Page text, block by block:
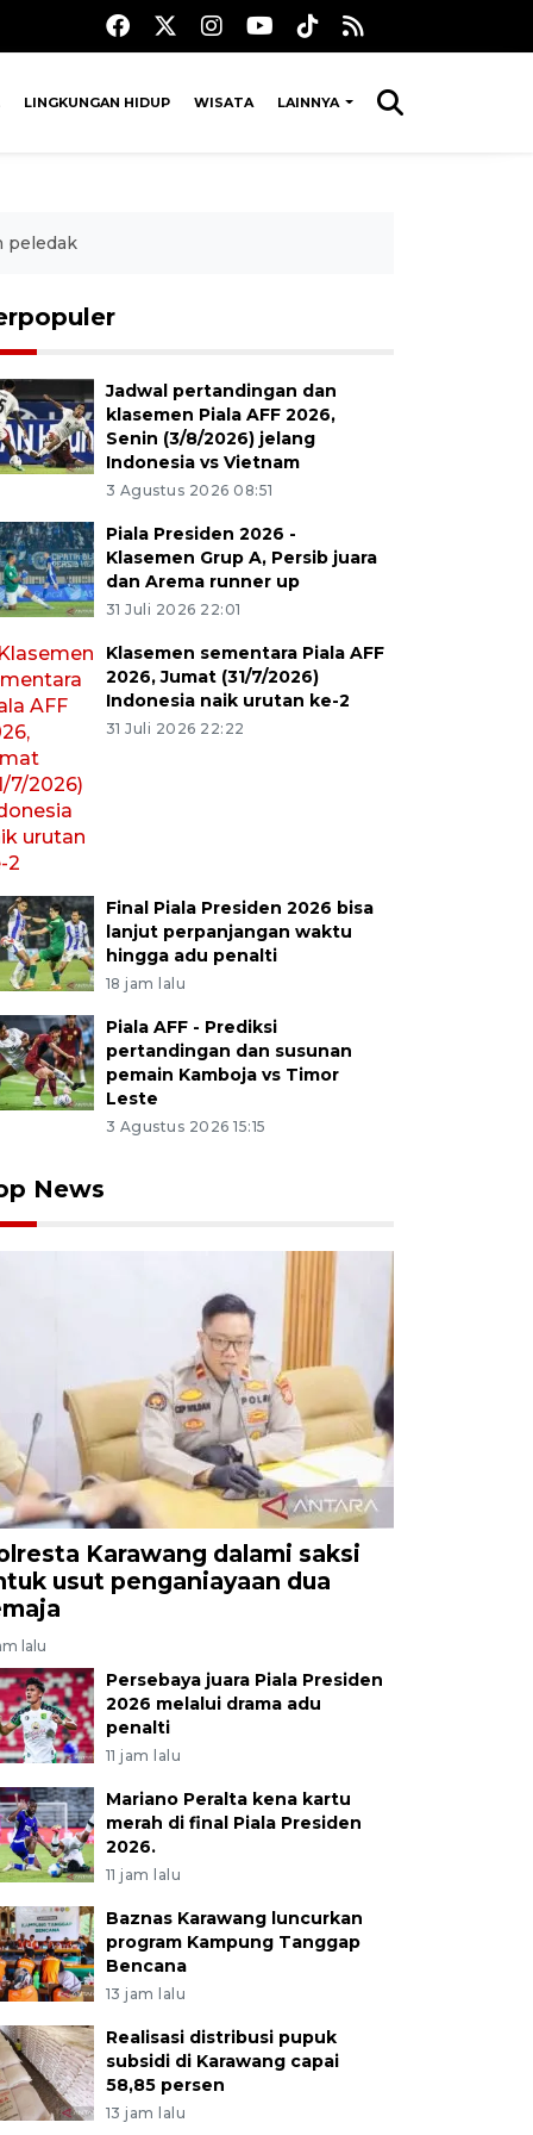
LINGKUNGAN HIDUP WISATA LAINNYA
peledak
Jadwal pertandingan dan
klasemen Piala AFF 2026,
Senin (3/8/2026) jelang
Indonesia vs Vietnam
3 Agustus 2026 08:51
Piala Presiden 2026 -
Klasemen Grup A, Persib juara
dan Arema runner up
31 Juli 2026 22:01
Klasemen sementara Piala AFF
2026, Jumat (31/7/2026)
Indonesia naik urutan ke-2
31 Juli 2026 22:22
Final Piala Presiden 2026 bisa
lanjut perpanjangan waktu
hingga adu penalti
18 jam lalu
Piala AFF - Prediksi
pertandingan dan susunan
pemain Kamboja vs Timor
Leste
3 Agustus 2026 15:15
News
Karawang dalami saksi
usut penganiayaan dua
lalu
Persebaya juara Piala Presiden
2026 melalui drama adu
penalti
11 jam lalu
Mariano Peralta kena kartu
merah di final Piala Presiden
2026.
11 jam lalu
Baznas Karawang luncurkan
program Kampung Tanggap
Bencana
13 jam lalu
Realisasi distribusi pupuk
subsidi di Karawang capai
58,85 persen
13 jam lalu